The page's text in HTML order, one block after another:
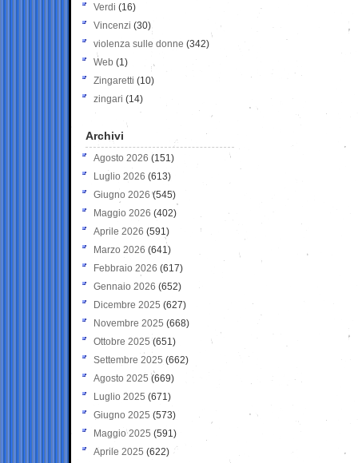
Verdi (16)
Vincenzi (30)
violenza sulle donne (342)
Web (1)
Zingaretti (10)
zingari (14)
Archivi
Agosto 2026 (151)
Luglio 2026 (613)
Giugno 2026 (545)
Maggio 2026 (402)
Aprile 2026 (591)
Marzo 2026 (641)
Febbraio 2026 (617)
Gennaio 2026 (652)
Dicembre 2025 (627)
Novembre 2025 (668)
Ottobre 2025 (651)
Settembre 2025 (662)
Agosto 2025 (669)
Luglio 2025 (671)
Giugno 2025 (573)
Maggio 2025 (591)
Aprile 2025 (622)